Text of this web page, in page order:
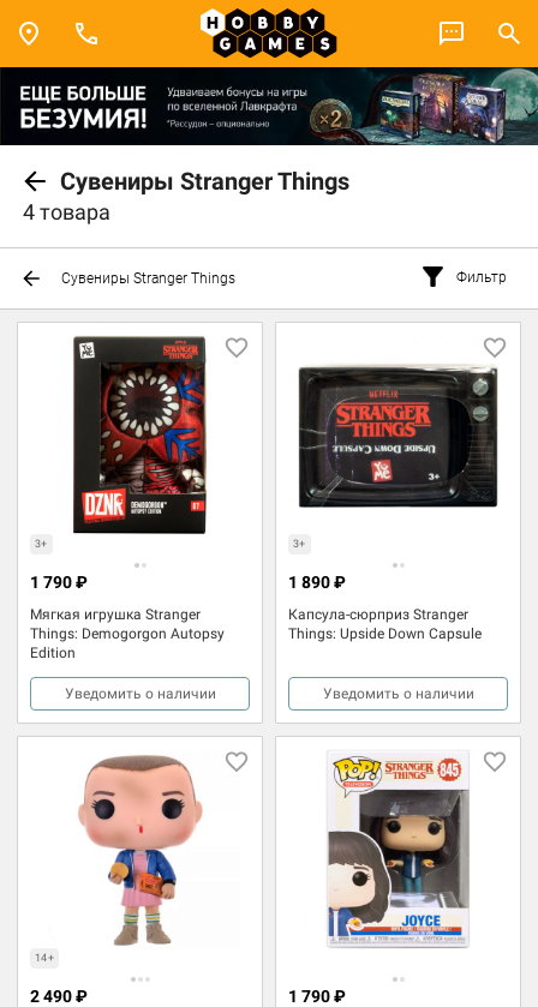
Сувениры Stranger Things
4 товара
Сувениры Stranger Things Фильтр
3+
Мягкая игрушка Stranger
Things: Demogorgon Autopsy
Edition
1 790 ₽
Уведомить о наличии
3+
Капсула-сюрприз Stranger
Things: Upside Down Capsule
1 890 ₽
Уведомить о наличии
14+
2 490 ₽ 1 790 ₽